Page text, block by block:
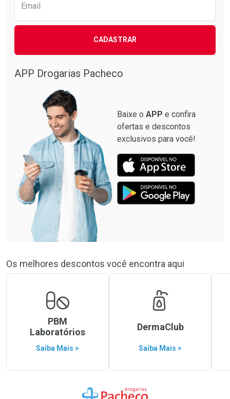
Email
CADASTRAR
APP Drogarias Pacheco
Baixe o APP e confira
ofertas e descontos
exclusivos para você!
Os melhores descontos você encontra aqui
PBM
Laboratórios
Saiba Mais >
DermaClub
Saiba Mais >
Ir para a Home